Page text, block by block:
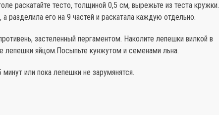
раскатайте тесто, толщиной 0,5 см, вырежьте из теста кружки.
разделила его на 9 частей и раскатала каждую отдельно.
застеленный пергаментом. Наколите лепешки вилкой в
лепешки яйцом.Посыпьте кунжутом и семенами льна.
или пока лепешки не зарумянятся.